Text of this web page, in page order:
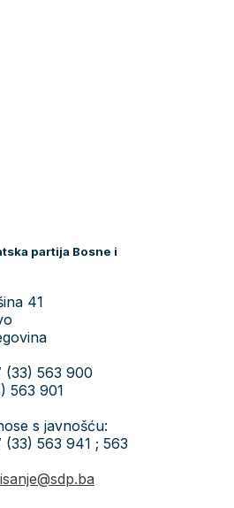
partija Bosne i
41
(33) 563 900
563 901
s javnošću:
563 941 ; 563